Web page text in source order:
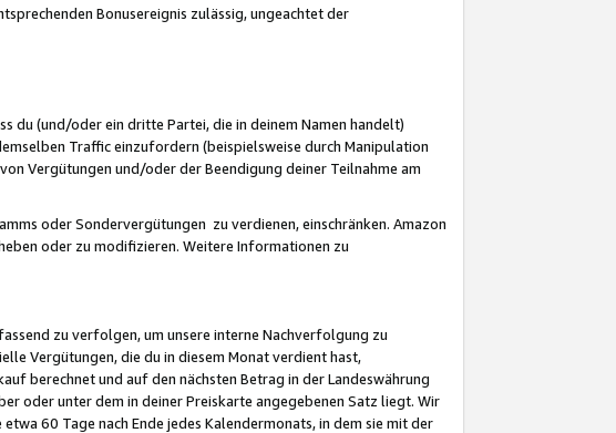
Bonusereignis zulässig, ungeachtet der
du (und/oder ein dritte Partei, die in deinem Namen handelt)
Traffic einzufordern (beispielsweise durch Manipulation
Vergütungen und/oder der Beendigung deiner Teilnahme am
oder Sondervergütungen zu verdienen, einschränken. Amazon
oder zu modifizieren. Weitere Informationen zu
zu verfolgen, um unsere interne Nachverfolgung zu
Vergütungen, die du in diesem Monat verdient hast,
berechnet und auf den nächsten Betrag in der Landeswährung
oder unter dem in deiner Preiskarte angegebenen Satz liegt. Wir
60 Tage nach Ende jedes Kalendermonats, in dem sie mit der